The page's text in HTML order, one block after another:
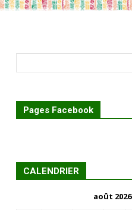
Pages Facebook
CALENDRIER
août 2026